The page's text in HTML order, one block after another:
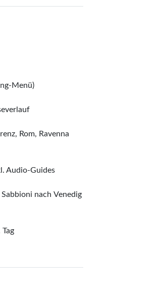
Menü)
Rom, Ravenna
Audio-Guides
nach Venedig